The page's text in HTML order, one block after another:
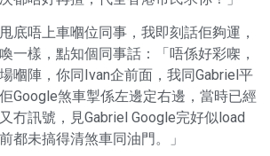
底唔上車嗰位同事，我即刻話佢夠運，
一樣，點知個同事話：「唔係好彩㗎，
嗰陣，你同Ivan企前面，我同Gabriel平
Google煞車掣係左邊定右邊，當時已經
冇訊號，見Gabriel Google完好似load
都未搞得清煞車同油門。」